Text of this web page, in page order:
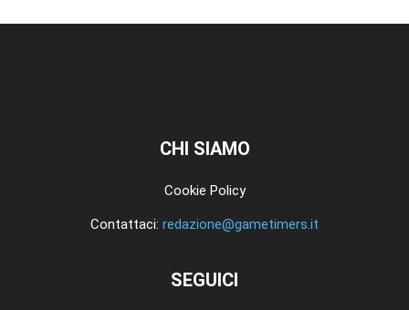
CHI SIAMO
Cookie Policy
Contattaci: redazione@gametimers.it
SEGUICI